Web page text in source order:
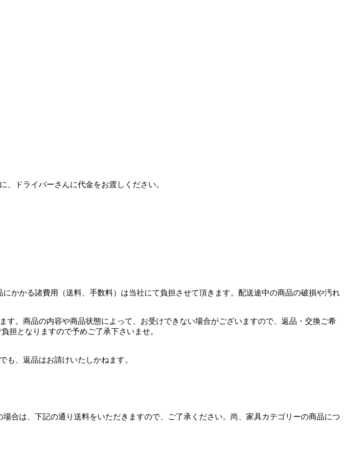
ドライバーさんに代金をお渡しください。
かかる諸費用（送料、手数料）は当社にて負担させて頂きます。配送途中の商品の破損や汚れ
。商品の内容や商品状態によって、お受けできない場合がございますので、返品・交換ご希
担となりますので予めご了承下さいませ。
も、返品はお請けいたしかねます。
合は、下記の通り送料をいただきますので、ご了承ください。尚、家具カテゴリーの商品につ